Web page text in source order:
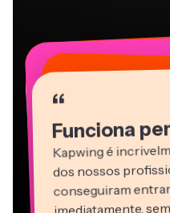
“
Funciona
Kapwing é
dos nossos
conseguiram
imediatamente,
“
“
“
“
“
“
“